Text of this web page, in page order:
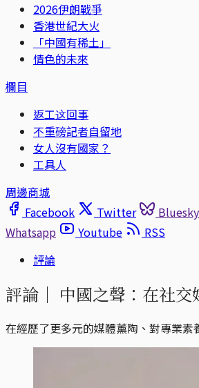
2026伊朗戰爭
香港世紀大火
「中國有稀土」
情色的未來
欄目
返工这回事
不重磅記者自留地
女人沒有國家？
工具人
周邊商城
Facebook
Twitter Bluesky
Whatsapp
Youtube
RSS
評論
評論｜ 中國之聲：在社交
在經歷了更多元的媒體薰陶、對專業